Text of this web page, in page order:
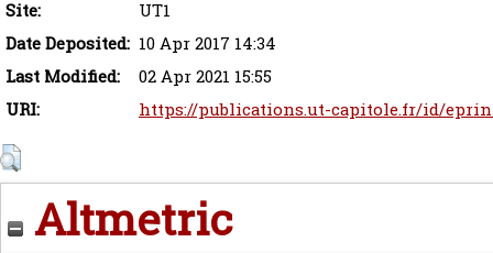
Site:
UT1
Date Deposited: 10 Apr 2017 14:34
Last Modified:
02 Apr 2021 15:55
URI:
https://publications.ut-capitole.fr/id/
Altmetric